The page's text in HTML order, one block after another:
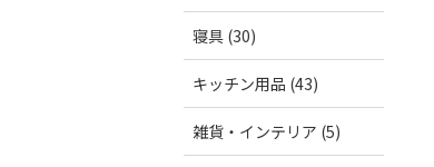
寝具 (30)
キッチン用品 (43)
雑貨・インテリア (5)